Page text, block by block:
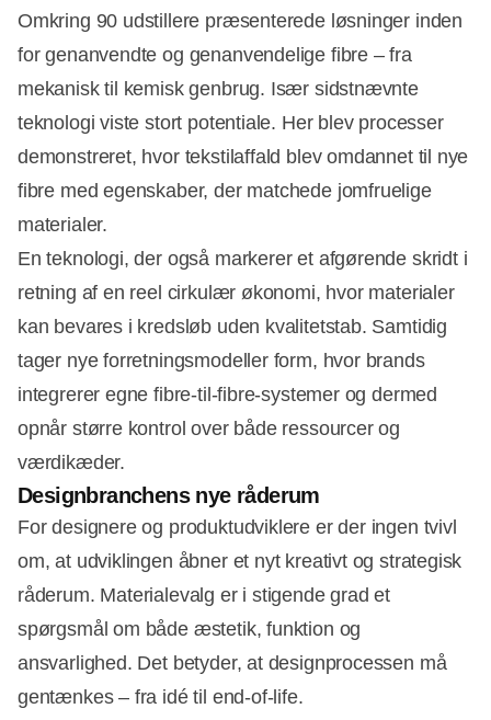
Omkring 90 udstillere præsenterede løsninger inden
for genanvendte og genanvendelige fibre – fra
mekanisk til kemisk genbrug. Især sidstnævnte
teknologi viste stort potentiale. Her blev processer
demonstreret, hvor tekstilaffald blev omdannet til nye
fibre med egenskaber, der matchede jomfruelige
materialer.
En teknologi, der også markerer et afgørende skridt i
retning af en reel cirkulær økonomi, hvor materialer
kan bevares i kredsløb uden kvalitetstab. Samtidig
tager nye forretningsmodeller form, hvor brands
integrerer egne fibre-til-fibre-systemer og dermed
opnår større kontrol over både ressourcer og
værdikæder.
Designbranchens nye råderum
For designere og produktudviklere er der ingen tvivl
om, at udviklingen åbner et nyt kreativt og strategisk
råderum. Materialevalg er i stigende grad et
spørgsmål om både æstetik, funktion og
ansvarlighed. Det betyder, at designprocessen må
gentænkes – fra idé til end-of-life.